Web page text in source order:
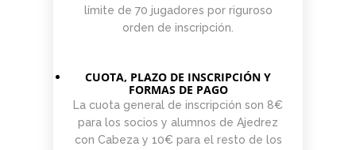
límite de 70 jugadores por riguroso
orden de inscripción.
CUOTA, PLAZO DE INSCRIPCIÓN Y
FORMAS DE PAGO
La cuota general de inscripción son 8€
para los socios y alumnos de Ajedrez
con Cabeza y 10€ para el resto de los